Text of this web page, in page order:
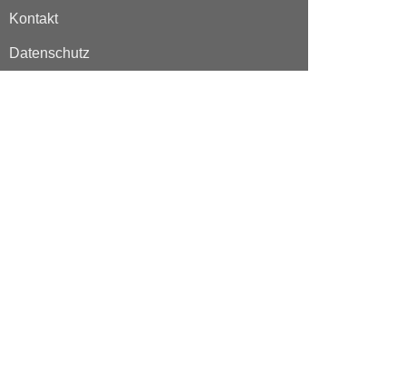
Kontakt
Datenschutz